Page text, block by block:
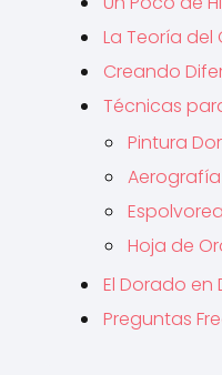
La Teoría
Creando
Técnicas
Pintura
Hoja de
El Dorado en
Preguntas